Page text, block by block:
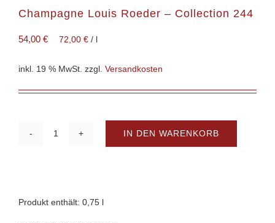
Champagne Louis Roeder – Collection 244
54,00 € 72,00 € /
inkl. 19 % MwSt. zzgl. Versandkosten
IN DEN WARENKORB
Produkt enthält: 0,75